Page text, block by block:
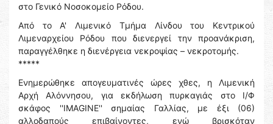
στο Γενικό Νοσοκομείο Ρόδου.
Από το Α' Λιμενικό Τμήμα Λίνδου του Κεντρικού
Λιμεναρχείου Ρόδου που διενεργεί την προανάκριση,
παραγγέλθηκε η διενέργεια νεκροψίας – νεκροτομής.
*****
Ενημερώθηκε απογευματινές ώρες χθες, η Λιμενική
Αρχή Αλόννησου, για εκδήλωση πυρκαγιάς στο Ι/Φ
σκάφος ''IMAGINE'' σημαίας Γαλλίας, με έξι (06)
αλλοδαπούς επιβαίνοντες, ενώ βρισκόταν